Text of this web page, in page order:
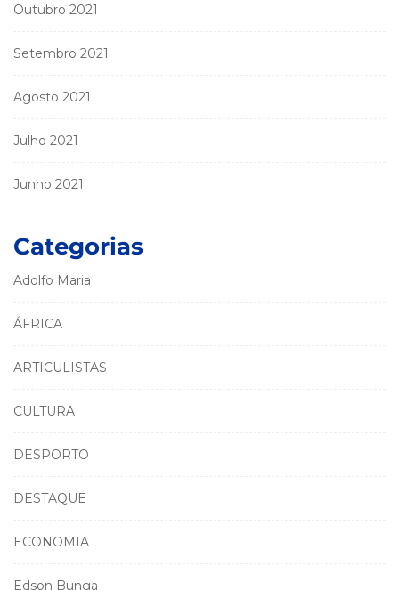
Outubro 2021
Setembro 2021
Agosto 2021
Julho 2021
Junho 2021
Categorias
Adolfo Maria
ÁFRICA
ARTICULISTAS
CULTURA
DESPORTO
DESTAQUE
ECONOMIA
Edson Bunga